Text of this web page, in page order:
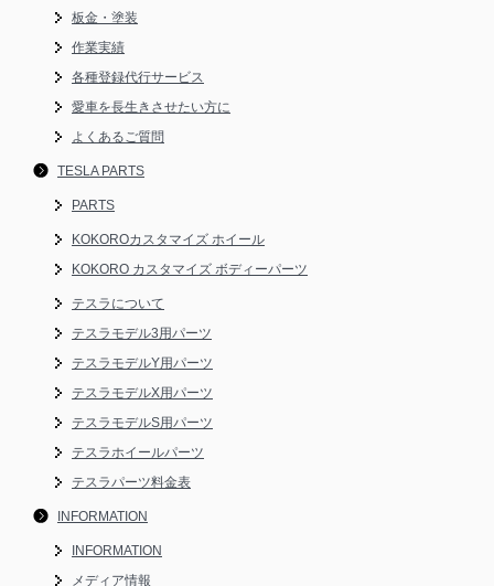
板金・塗装
作業実績
各種登録代行サービス
愛車を長生きさせたい方に
よくあるご質問
TESLA PARTS
PARTS
KOKOROカスタマイズ ホイール
KOKORO カスタマイズ ボディーパーツ
テスラについて
テスラモデル3用パーツ
テスラモデルY用パーツ
テスラモデルX用パーツ
テスラモデルS用パーツ
テスラホイールパーツ
テスラパーツ料金表
INFORMATION
INFORMATION
メディア情報